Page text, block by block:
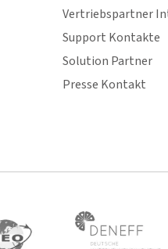
Vertriebspartner
Support Kontakte
Solution Partner
Presse Kontakt